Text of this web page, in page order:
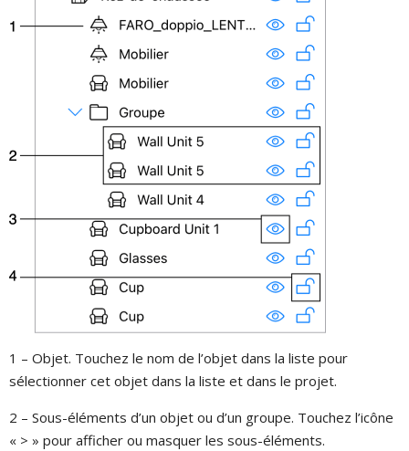
1 – Objet. Touchez le nom de l’objet dans la liste pour
sélectionner cet objet dans la liste et dans le projet.
2 – Sous-éléments d’un objet ou d’un groupe. Touchez l’icône
« > » pour afficher ou masquer les sous-éléments.